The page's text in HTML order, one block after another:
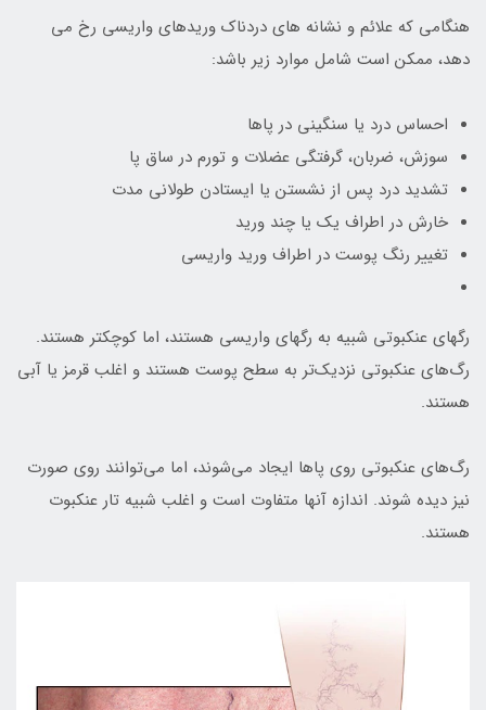
هنگامي که علائم و نشانه هاي دردناک وريدهاي واريسي رخ مي
دهد، ممکن است شامل موارد زير باشد:
احساس درد يا سنگيني در پاها
سوزش، ضربان، گرفتگي عضلات و تورم در ساق پا
تشديد درد پس از نشستن يا ايستادن طولاني مدت
خارش در اطراف يک يا چند وريد
تغيير رنگ پوست در اطراف وريد واريسي
رگهاي عنکبوتي شبيه به رگهاي واريسي هستند، اما کوچکتر هستند.
رگ‌هاي عنکبوتي نزديک‌تر به سطح پوست هستند و اغلب قرمز يا آبي
هستند.
رگ‌هاي عنکبوتي روي پاها ايجاد مي‌شوند، اما مي‌توانند روي صورت
نيز ديده شوند. اندازه آنها متفاوت است و اغلب شبيه تار عنکبوت
هستند.